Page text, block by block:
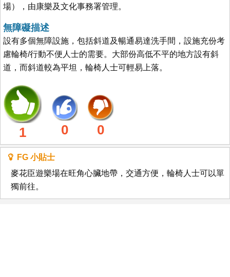
場），由康樂及文化事務署管理。
無障礙描述
設有多個無障設施，包括斜道及暢通易達洗手間，設施充份考
慮輪椅/行動不便人士的需要。大部份高低不平的地方設有斜
道，而斜道較為平坦，輪椅人士可輕易上落。
1 0 0
FG 小貼士
麥花臣遊樂場在旺角心臟地帶，交通方便，輪椅人士可以單
獨前往。